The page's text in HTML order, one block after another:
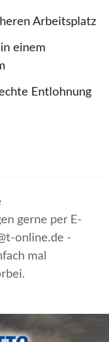
Arbeitsplatz
einem
Entlohnung
gerne per E-
online.de -
mal